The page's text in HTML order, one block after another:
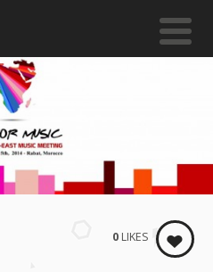
WORRISOME HEART
0 LIKES